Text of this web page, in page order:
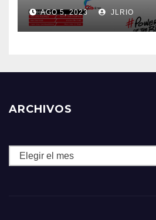
AGO 5, 2023 JLRIO
ARCHIVOS
Archivos